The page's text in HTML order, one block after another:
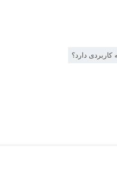
دارد؟